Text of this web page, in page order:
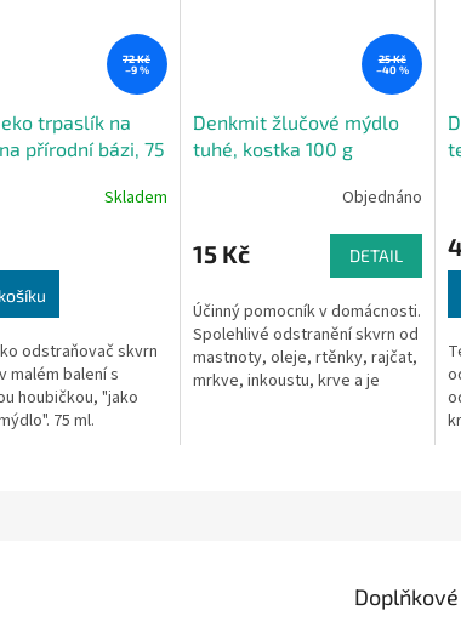
72 Kč
–9 %
trpaslík na
přírodní bázi, 75
Skladem
odstraňovač skvrn
malém balení s
houbičkou, "jako
75 ml.
25 Kč
–40 %
Denkmit žlučové mýdlo
tuhé, kostka 100 g
Objednáno
15 Kč DETAIL
Účinný pomocník v domácnosti.
Spolehlivé odstranění skvrn od
mastnoty, oleje, rtěnky, rajčat,
mrkve, inkoustu, krve a je